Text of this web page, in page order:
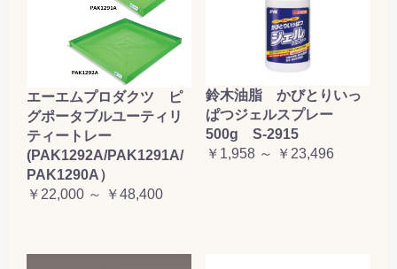
エーエムプロダクツ ピ
グポータブルユーティリ
ティートレー
(PAK1292A/PAK1291A/
PAK1290A）
￥22,000 ～ ￥48,400
鈴木油脂 かびとりいっ
ぱつジェルスプレー
500g S-2915
￥1,958 ～ ￥23,496